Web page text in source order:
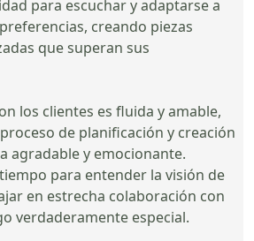
para escuchar y adaptarse a
creando piezas
que superan sus
los clientes es fluida y amable,
de planificación y creación
agradable y emocionante.
para entender la visión de
en estrecha colaboración con
verdaderamente especial.